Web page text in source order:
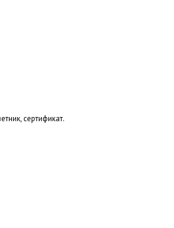
сертификат.